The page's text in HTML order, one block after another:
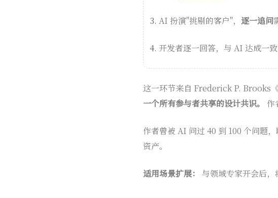
AI 扮演"挑剔的客户"， 逐一追问
开发者逐一回答，与 AI 达成一致
这一环节来自 Frederick P. Brooks
一个所有参与者共享的设计共识。
作
作者曾被 AI 问过 40 到 100 个问题
资产。
适用场景扩展： 与领域专家开会后，